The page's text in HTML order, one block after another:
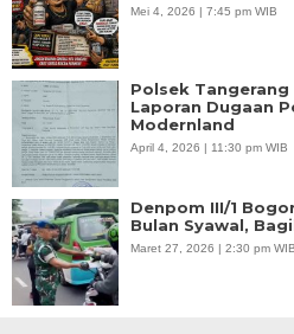
Mei 4, 2026 | 7:45 pm WIB
Polsek
Laporan Dugaan
Modernland
April 4, 2026 | 11:30 pm WIB
Denpom III/1
Bulan Syawal,
Maret 27, 2026 | 2:30 pm WIB